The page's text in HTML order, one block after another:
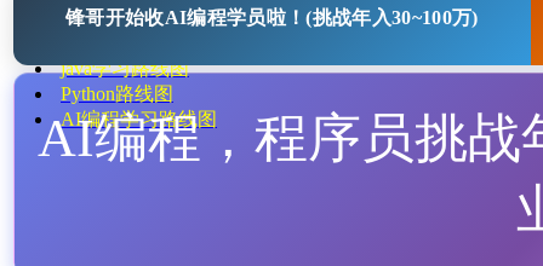
Java开源项目
java学习路线图
Python路线图
AI编程学习路线图
锋哥开始收AI编程学员啦！(挑战年入30~100万)
AI编程，程序员挑战